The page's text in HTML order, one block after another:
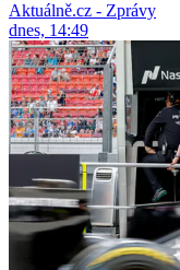
Aktuálně.cz - Zprávy
dnes, 14:49